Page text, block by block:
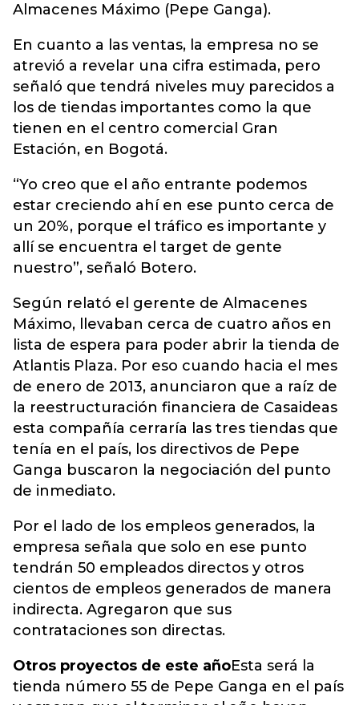
Almacenes Máximo (Pepe Ganga).
En cuanto a las ventas, la empresa no se
atrevió a revelar una cifra estimada, pero
señaló que tendrá niveles muy parecidos a
los de tiendas importantes como la que
tienen en el centro comercial Gran
Estación, en Bogotá.
“Yo creo que el año entrante podemos
estar creciendo ahí en ese punto cerca de
un 20%, porque el tráfico es importante y
allí se encuentra el target de gente
nuestro”, señaló Botero.
Según relató el gerente de Almacenes
Máximo, llevaban cerca de cuatro años en
lista de espera para poder abrir la tienda de
Atlantis Plaza. Por eso cuando hacia el mes
de enero de 2013, anunciaron que a raíz de
la reestructuración financiera de Casaideas
esta compañía cerraría las tres tiendas que
tenía en el país, los directivos de Pepe
Ganga buscaron la negociación del punto
de inmediato.
Por el lado de los empleos generados, la
empresa señala que solo en ese punto
tendrán 50 empleados directos y otros
cientos de empleos generados de manera
indirecta. Agregaron que sus
contrataciones son directas.
Otros proyectos de este añoEsta será la
tienda número 55 de Pepe Ganga en el país